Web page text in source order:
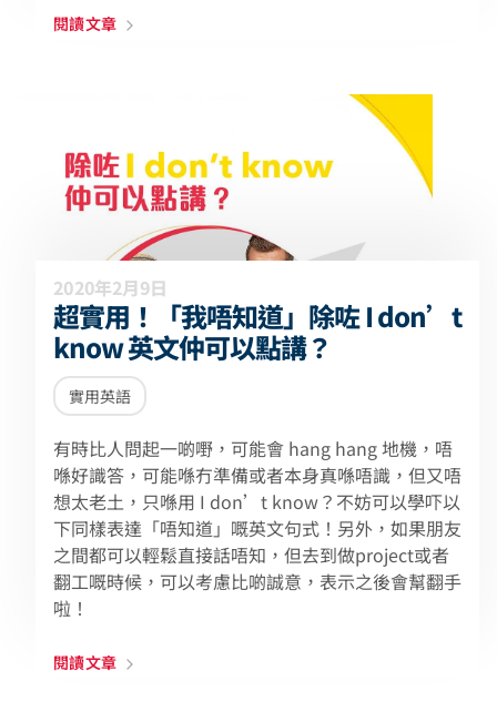
閱讀文章
2020年2月9日
超實用！「我唔知道」除咗 I don’t
know 英文仲可以點講？
實用英語
有時比人問起一啲嘢，可能會 hang hang 地機，唔
喺好識答，可能喺冇準備或者本身真喺唔識，但又唔
想太老土，只喺用 I don’t know？不妨可以學吓以
下同樣表達「唔知道」嘅英文句式！另外，如果朋友
之間都可以輕鬆直接話唔知，但去到做project或者
翻工嘅時候，可以考慮比啲誠意，表示之後會幫翻手
啦！
閱讀文章